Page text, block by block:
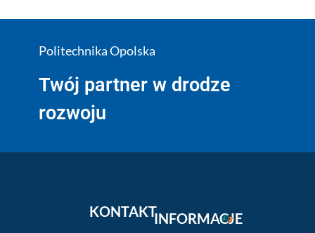
Politechnika Opolska
Twój partner w drodze
rozwoju
KONTAKTINFORMACJE